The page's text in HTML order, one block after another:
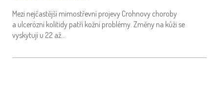
Mezi nejčastější mimostřevní projevy Crohnovy choroby
a ulcerózní kolitidy patří kožní problémy. Změny na kůži se
vyskytují u 22 až…